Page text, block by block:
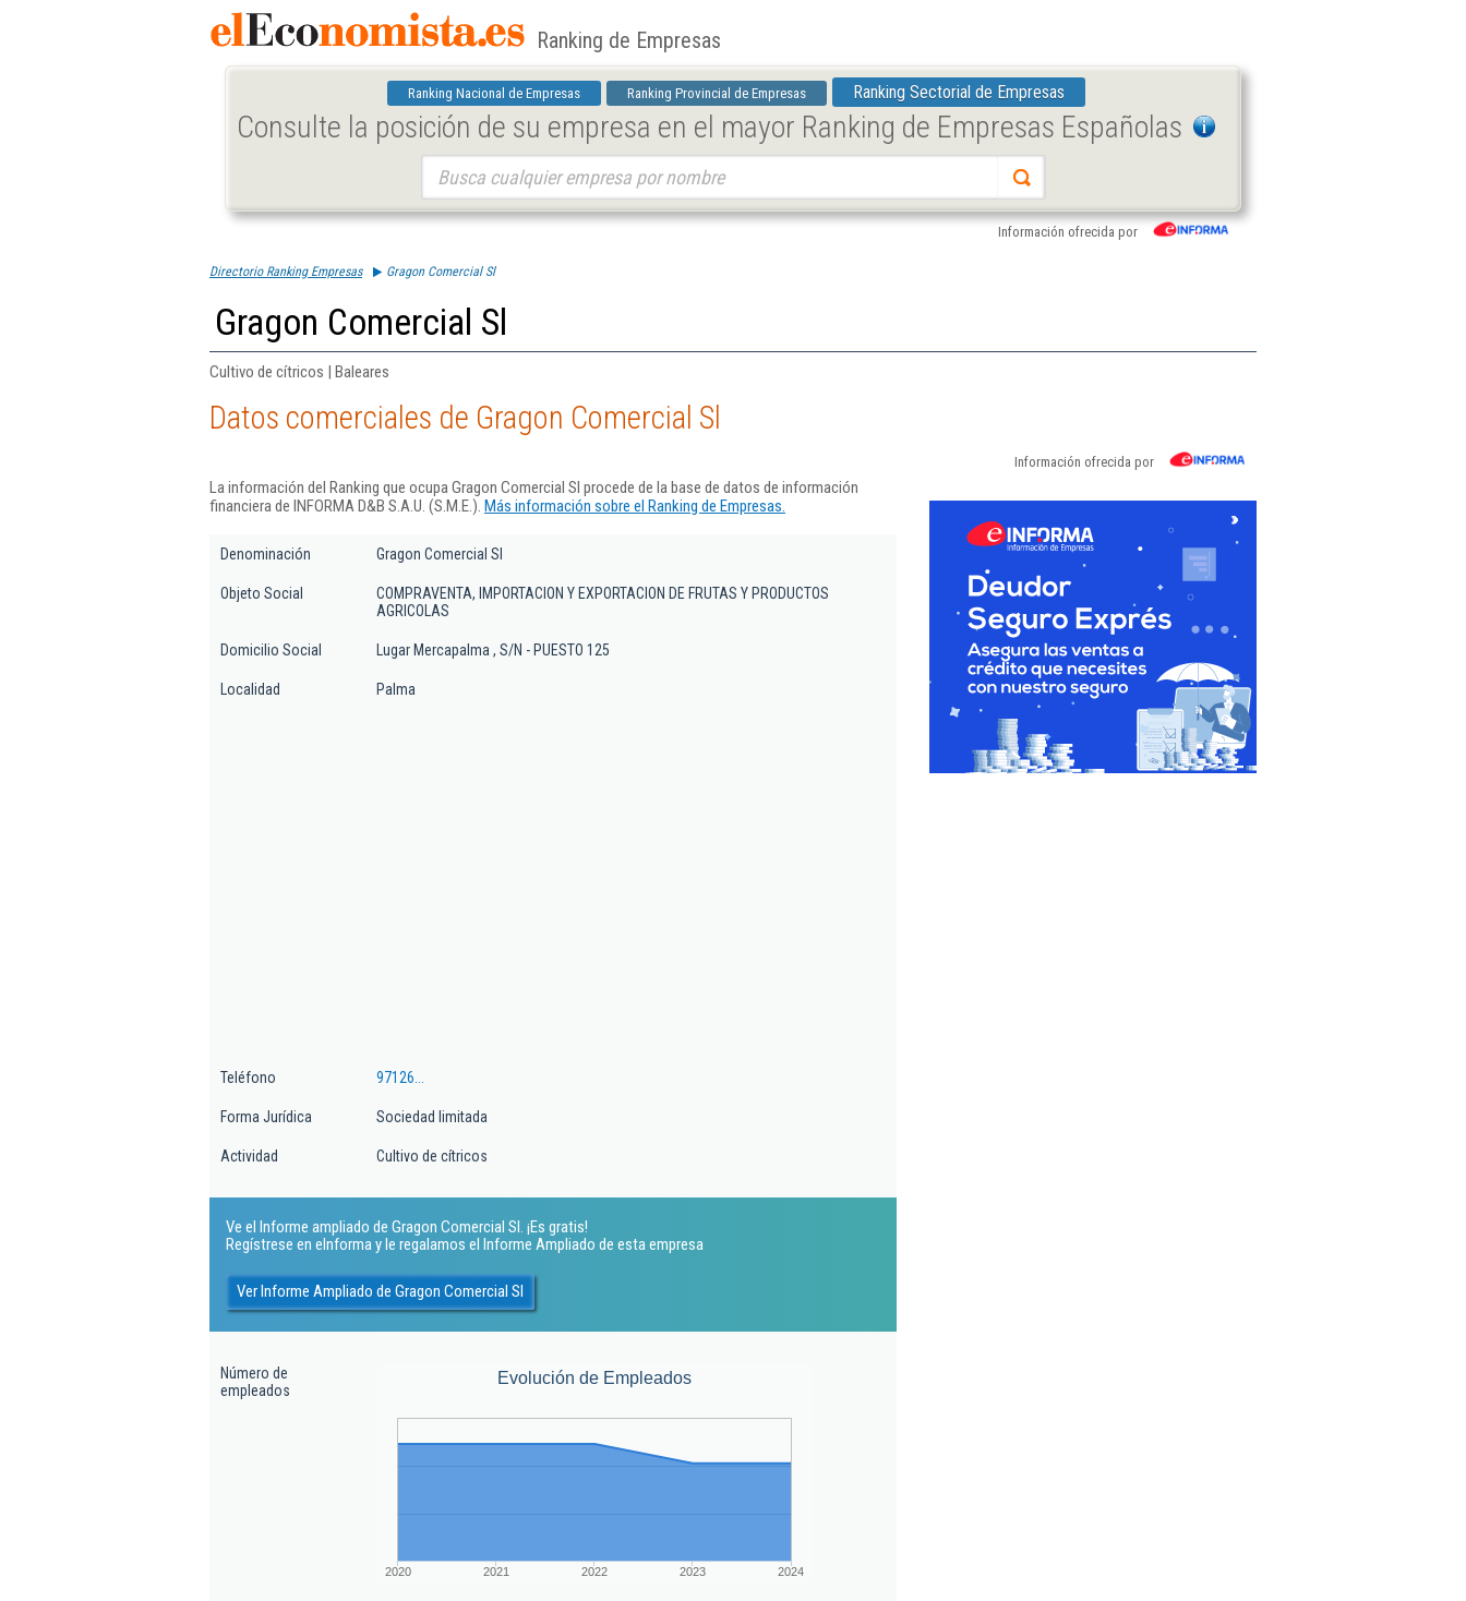
Ranking de Empresas
Ranking Nacional de Empresas Ranking Provincial de Empresas Ranking Sectorial de Empresas
Consulte la posición de su empresa en el mayor Ranking de Empresas Españolas
Información ofrecida por
Directorio Ranking Empresas Gragon Comercial Sl
Gragon Comercial Sl
Cultivo de cítricos | Baleares
Datos comerciales de Gragon Comercial Sl
Información ofrecida por
La información del Ranking que ocupa Gragon Comercial Sl procede de la base de datos de información
financiera de INFORMA D&B S.A.U. (S.M.E.). Más información sobre el Ranking de Empresas.
Denominación Gragon Comercial Sl
Objeto Social
COMPRAVENTA, IMPORTACION Y EXPORTACION DE FRUTAS Y PRODUCTOS
AGRICOLAS
Domicilio Social Lugar Mercapalma , S/N - PUESTO 125
Localidad Palma
Teléfono 97126...
Forma Jurídica Sociedad limitada
Actividad Cultivo de cítricos
Ve el Informe ampliado de Gragon Comercial Sl. ¡Es gratis!
Regístrese en eInforma y le regalamos el Informe Ampliado de esta empresa
Ver Informe Ampliado de Gragon Comercial Sl
Número de
empleados
Evolución de Empleados
2020 2021 2022 2023 2024